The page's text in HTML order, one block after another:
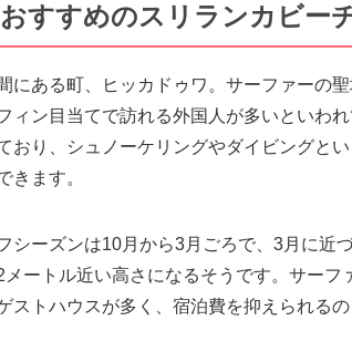
すすめのスリランカビー
にある町、ヒッカドゥワ。サーファーの
ィン目当てで訪れる外国人が多いといわ
おり、シュノーケリングやダイビングと
きます。
シーズンは10月から3月ごろで、3月に近
ートル近い高さになるそうです。サーフ
ストハウスが多く、宿泊費を抑えられるの